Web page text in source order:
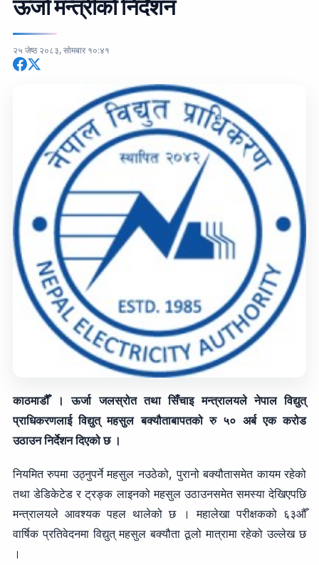
ऊर्जा मन्त्रीको निर्देशन
२५ जेष्ठ २०८३, सोमबार १०:४१
काठमाडौँ । ऊर्जा जलस्रोत तथा सिँचाइ मन्त्रालयले नेपाल विद्युत्
प्राधिकरणलाई विद्युत् महसुल बक्यौताबापतको रु ५० अर्ब एक करोड
उठाउन निर्देशन दिएको छ ।
नियमित रुपमा उठ्नुपर्ने महसुल नउठेको, पुरानो बक्यौतासमेत कायम रहेको
तथा डेडिकेटेड र ट्रङ्क लाइनको महसुल उठाउनसमेत समस्या देखिएपछि
मन्त्रालयले आवश्यक पहल थालेको छ । महालेखा परीक्षकको ६३औँ
वार्षिक प्रतिवेदनमा विद्युत् महसुल बक्यौता ठूलो मात्रामा रहेको उल्लेख छ
।